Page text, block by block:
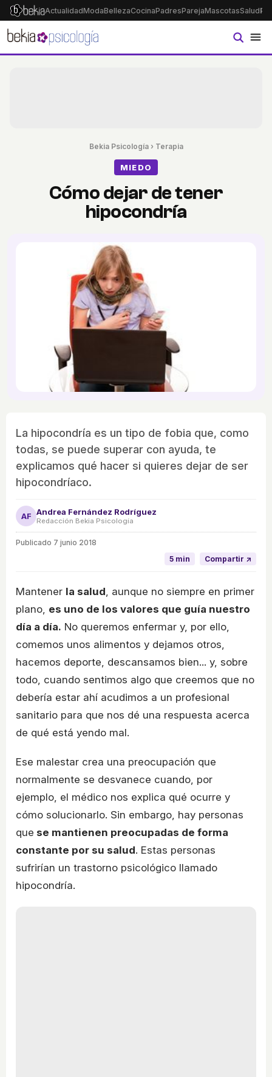
ActualidadModaBellezaCocinaPadresParejaMascotasSalud
Bekia Psicología› Terapia
MIEDO
Cómo dejar de tener
hipocondría
La hipocondría es un tipo de fobia que, como
todas, se puede superar con ayuda, te
explicamos qué hacer si quieres dejar de ser
hipocondríaco.
AF Andrea Fernández Rodríguez
Redacción Bekia Psicología
Publicado 7 junio 2018
5 min
Compartir ↗
Mantener la salud , aunque no siempre en primer
plano, es uno de los valores que guía nuestro
día a día. No queremos enfermar y, por ello,
comemos unos alimentos y dejamos otros,
hacemos deporte, descansamos bien... y, sobre
todo, cuando sentimos algo que creemos que no
debería estar ahí acudimos a un profesional
sanitario para que nos dé una respuesta acerca
de qué está yendo mal.
Ese malestar crea una preocupación que
normalmente se desvanece cuando, por
ejemplo, el médico nos explica qué ocurre y
cómo solucionarlo. Sin embargo, hay personas
que se mantienen preocupadas de forma
constante por su salud. Estas personas
sufrirían un trastorno psicológico llamado
hipocondría.